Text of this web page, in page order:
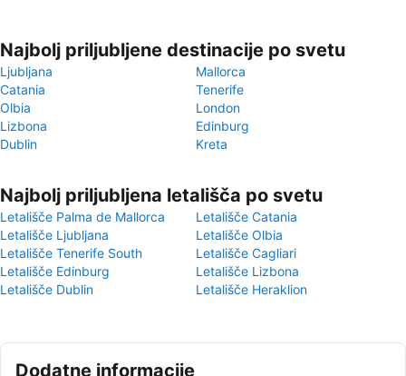
Najbolj priljubljene destinacije po svetu
Ljubljana
Mallorca
Catania
Tenerife
Olbia
London
Lizbona
Edinburg
Dublin
Kreta
Najbolj priljubljena letališča po svetu
Letališče Palma de Mallorca
Letališče Catania
Letališče Ljubljana
Letališče Olbia
Letališče Tenerife South
Letališče Cagliari
Letališče Edinburg
Letališče Lizbona
Letališče Dublin
Letališče Heraklion
Dodatne informacije